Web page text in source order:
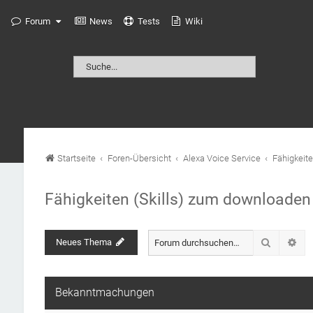
Forum News Tests Wiki
Startseite Foren-Übersicht Alexa Voice Service
Fähigkeiten (Skills) zum downloaden
Neues Thema Suche
Bekanntmachungen